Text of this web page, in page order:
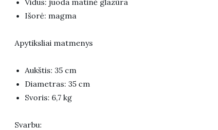
Išorė: magma
Apytiksliai matmenys
Aukštis: 35 cm
Diametras: 35 cm
Svoris: 6,7 kg
Svarbu: